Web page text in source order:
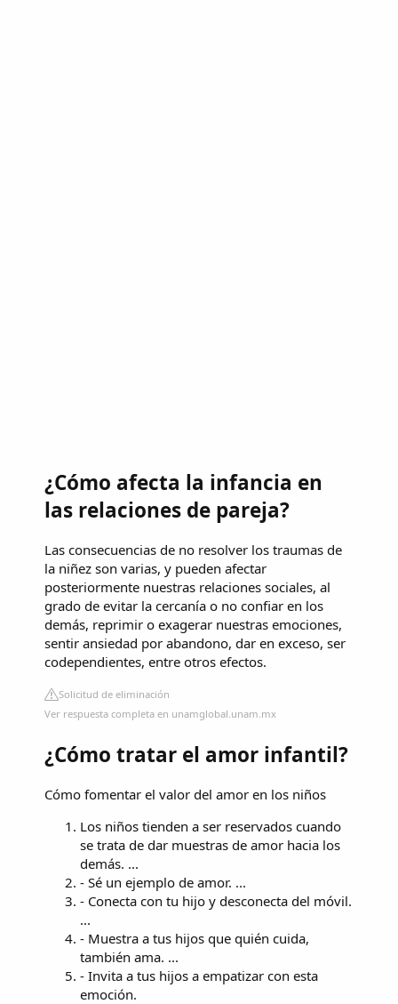
¿Cómo afecta la infancia en
las relaciones de pareja?
Las consecuencias de no resolver los traumas de
la niñez son varias, y pueden afectar
posteriormente nuestras relaciones sociales, al
grado de evitar la cercanía o no confiar en los
demás, reprimir o exagerar nuestras emociones,
sentir ansiedad por abandono, dar en exceso, ser
codependientes, entre otros efectos.
Solicitud de eliminación
Ver respuesta completa en unamglobal.unam.mx
¿Cómo tratar el amor infantil?
Cómo fomentar el valor del amor en los niños
Los niños tienden a ser reservados cuando
se trata de dar muestras de amor hacia los
demás. ...
- Sé un ejemplo de amor. ...
- Conecta con tu hijo y desconecta del móvil.
...
- Muestra a tus hijos que quién cuida,
también ama. ...
- Invita a tus hijos a empatizar con esta
emoción.